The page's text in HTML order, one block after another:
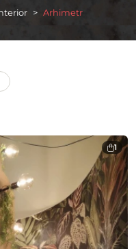
Arhimetr
1